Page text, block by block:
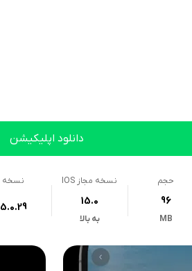
دانلود اپلیکیشن
حجم
96
MB
نسخه مجاز IOS
15.0
به بالا
نسخه
5.0.29